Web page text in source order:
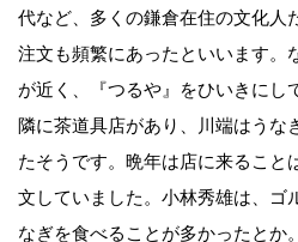
代など、多くの鎌倉在住の文化人
注文も頻繁にあったといいます。
が近く、『つるや』をひいきにし
隣に茶道具店があり、川端はうな
たそうです。晩年は店に来ること
文していました。小林秀雄は、ゴ
なぎを食べることが多かったとか